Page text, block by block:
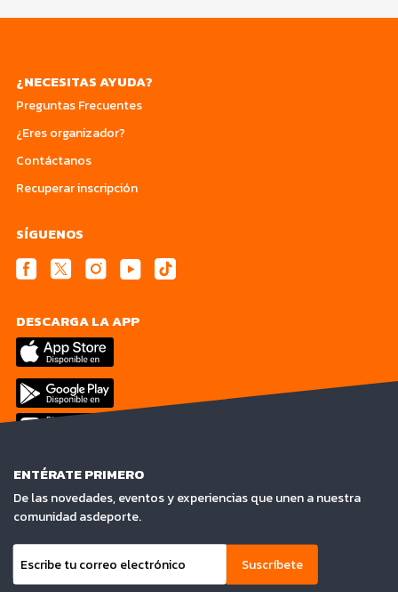
¿NECESITAS AYUDA?
Preguntas Frecuentes
¿Eres organizador?
Contáctanos
Recuperar inscripción
SÍGUENOS
DESCARGA LA APP
ENTÉRATE PRIMERO
De las novedades, eventos y experiencias que unen a nuestra
comunidad asdeporte.
Suscríbete